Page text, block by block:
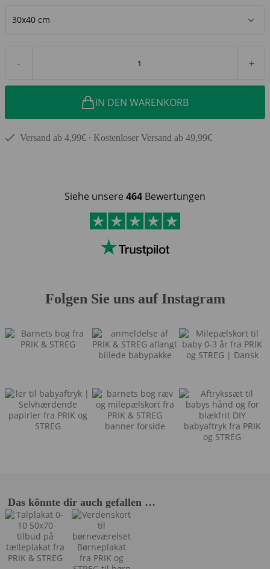
- +
IN DEN WARENKORB
Versand ab 4,99€ ∙ Kostenloser Versand ab 49,99€
Siehe unsere 464 Bewertungen
Folgen Sie uns auf Instagram
Das könnte dir auch gefallen …